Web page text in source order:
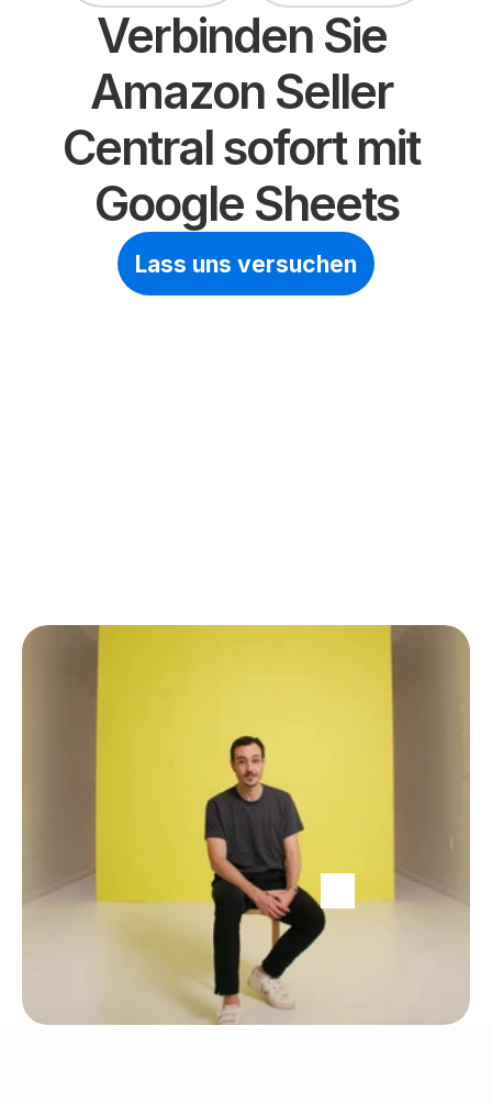
Verbinden Sie
Amazon Seller
Central sofort mit
Google Sheets
Lass uns versuchen